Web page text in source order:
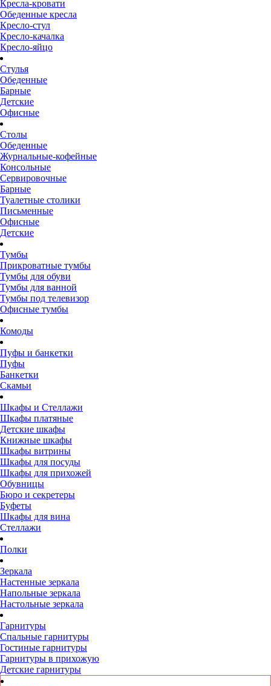
Кресла-кровати
Обеденные кресла
Кресло-стул
Кресло-качалка
Кресло-яйцо
Стулья
Обеденные
Барные
Детские
Офисные
Столы
Обеденные
Журнальные-кофейные
Консольные
Сервировочные
Барные
Туалетные столики
Письменные
Офисные
Детские
Тумбы
Прикроватные тумбы
Тумбы для обуви
Тумбы для ванной
Тумбы под телевизор
Офисные тумбы
Комоды
Пуфы и банкетки
Пуфы
Банкетки
Скамьи
Шкафы и Стеллажи
Шкафы платяные
Детские шкафы
Книжные шкафы
Шкафы витрины
Шкафы для посуды
Шкафы для прихожей
Обувницы
Бюро и секретеры
Буфеты
Шкафы для вина
Стеллажи
Полки
Зеркала
Настенные зеркала
Напольные зеркала
Настольные зеркала
Гарнитуры
Спальные гарнитуры
Гостиные гарнитуры
Гарнитуры в прихожую
Детские гарнитуры